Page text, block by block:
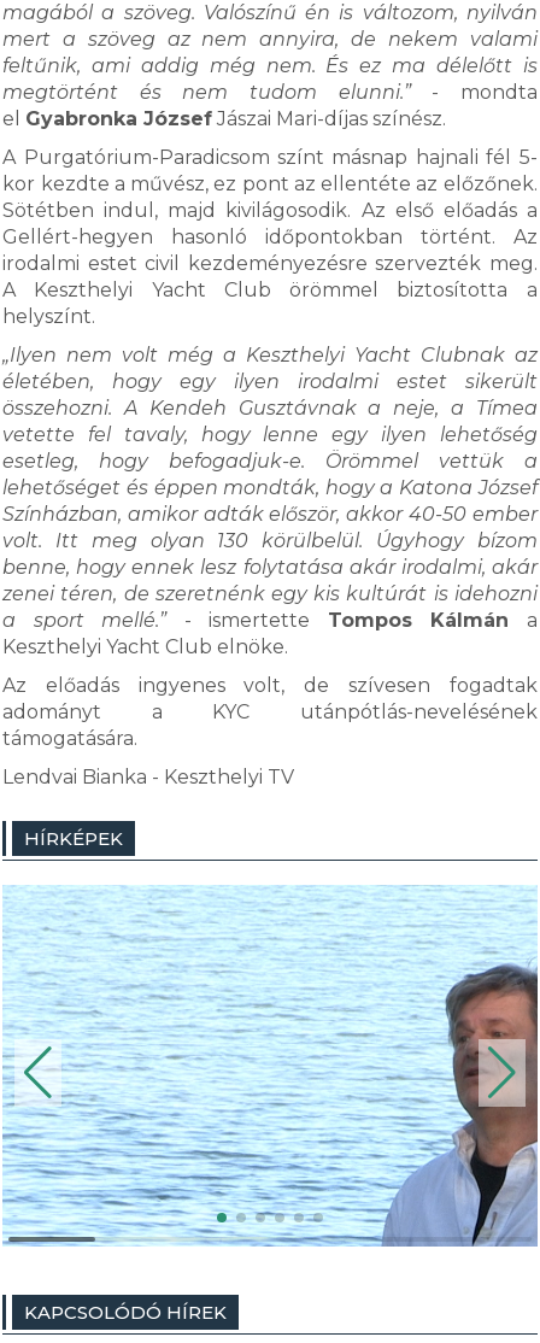
magából a szöveg. Valószínű én is változom, nyilván
mert a szöveg az nem annyira, de nekem valami
feltűnik, ami addig még nem. És ez ma délelőtt is
megtörtént és nem tudom elunni.”- mondta
el Gyabronka JózsefJászai Mari-díjas színész.
A Purgatórium-Paradicsom színt másnap hajnali fél 5-
kor kezdte a művész, ez pont az ellentéte az előzőnek.
Sötétben indul, majd kivilágosodik. Az első előadás a
Gellért-hegyen hasonló időpontokban történt. Az
irodalmi estet civil kezdeményezésre szervezték meg.
A Keszthelyi Yacht Club örömmel biztosította a
helyszínt.
„Ilyen nem volt még a Keszthelyi Yacht Clubnak az
életében, hogy egy ilyen irodalmi estet sikerült
összehozni. A Kendeh Gusztávnak a neje, a Tímea
vetette fel tavaly, hogy lenne egy ilyen lehetőség
esetleg, hogy befogadjuk-e. Örömmel vettük a
lehetőséget és éppen mondták, hogy a Katona József
Színházban, amikor adták először, akkor 40-50 ember
volt. Itt meg olyan 130 körülbelül. Úgyhogy bízom
benne, hogy ennek lesz folytatása akár irodalmi, akár
zenei téren, de szeretnénk egy kis kultúrát is idehozni
a sport mellé.”- ismertette Tompos Kálmán a
Keszthelyi Yacht Club elnöke.
Az előadás ingyenes volt, de szívesen fogadtak
adományt a KYC utánpótlás-nevelésének
támogatására.
Lendvai Bianka - Keszthelyi TV
HÍRKÉPEK
KAPCSOLÓDÓ HÍREK